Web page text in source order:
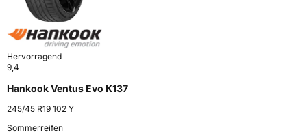
Hervorragend
9,4
Hankook Ventus Evo K137
245/45 R19 102 Y
Sommerreifen